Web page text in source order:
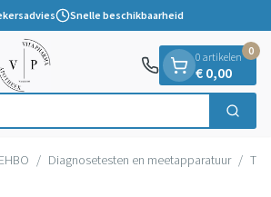
Snelle beschikbaarheid
Zoek
0 artikelen
€ 0,00
0
/ Diagnosetesten en meetapparatuur /